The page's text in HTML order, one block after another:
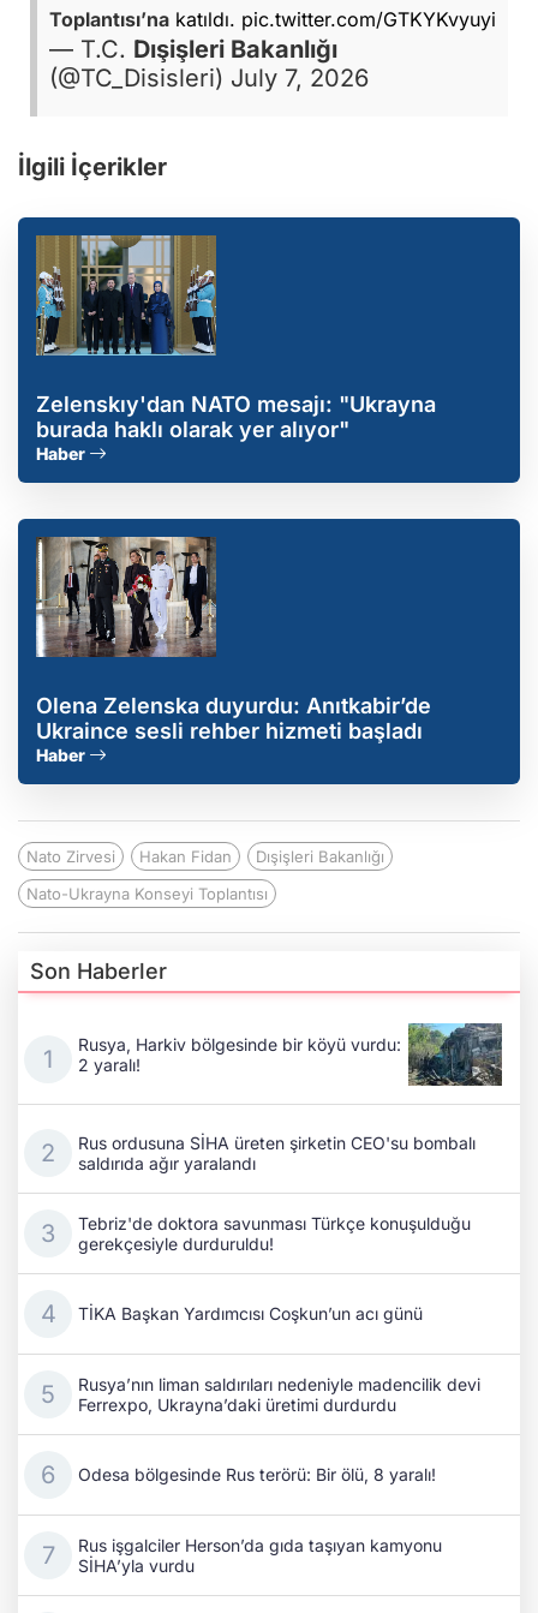
Toplantısı’na katıldı. pic.twitter.com/GTKYKvyuyi
— T.C. Dışişleri Bakanlığı
(@TC_Disisleri) July 7, 2026
İlgili İçerikler
Zelenskıy'dan NATO mesajı: "Ukrayna
burada haklı olarak yer alıyor"
Haber
Olena Zelenska duyurdu: Anıtkabir’de
Ukraince sesli rehber hizmeti başladı
Haber
Nato Zirvesi Hakan Fidan
Dışişleri Bakanlığı
Nato-Ukrayna Konseyi Toplantısı
Son Haberler
Rusya, Harkiv bölgesinde bir köyü vurdu:
2 yaralı!
Rus ordusuna SİHA üreten şirketin CEO'su bombalı
saldırıda ağır yaralandı
Tebriz'de doktora savunması Türkçe konuşulduğu
gerekçesiyle durduruldu!
TİKA Başkan Yardımcısı Coşkun’un acı günü
Rusya’nın liman saldırıları nedeniyle madencilik devi
Ferrexpo, Ukrayna’daki üretimi durdurdu
Odesa bölgesinde Rus terörü: Bir ölü, 8 yaralı!
Rus işgalciler Herson’da gıda taşıyan kamyonu
SİHA’yla vurdu